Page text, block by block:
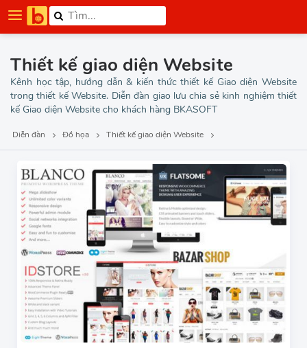
Thiết kế giao diện Website
Kênh học tập, hướng dẫn & kiến thức thiết kế Giao diện Website
trong thiết kế Website. Diễn đàn giao lưu chia sẻ kinh nghiệm thiết
kế Giao diện Website cho khách hàng BKASOFT
Diễn đàn Đồ họa Thiết kế giao diện Website